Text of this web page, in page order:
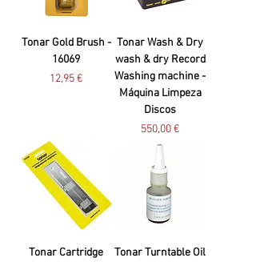
Tonar Gold Brush -
16069
Preço
12,95 €
Tonar Wash & Dry
wash & dry Record
Washing machine -
Máquina Limpeza
Discos
Preço
550,00 €
Tonar Cartridge
Tonar Turntable Oil